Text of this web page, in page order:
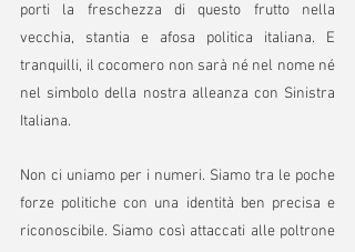
porti la freschezza di questo frutto nella
vecchia, stantia e afosa politica italiana. E
tranquilli, il cocomero non sarà né nel nome né
nel simbolo della nostra alleanza con Sinistra
Italiana.
Non ci uniamo per i numeri. Siamo tra le poche
forze politiche con una identità ben precisa e
riconoscibile. Siamo così attaccati alle poltrone